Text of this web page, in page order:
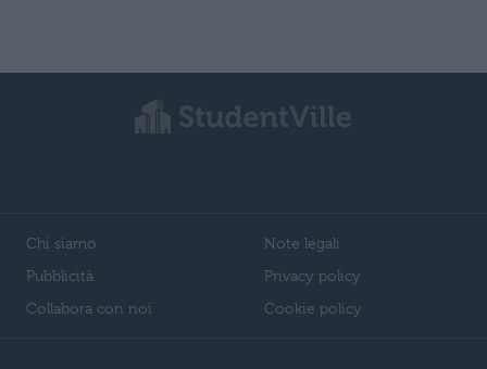
Chi siamo
Pubblicità
Collabora con noi
Note legali
Privacy policy
Cookie policy